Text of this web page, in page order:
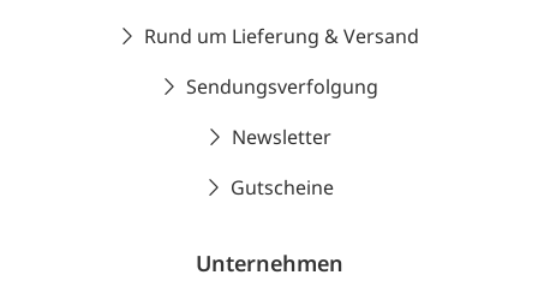
Rund um Lieferung & Versand
Sendungsverfolgung
Newsletter
Gutscheine
Unternehmen